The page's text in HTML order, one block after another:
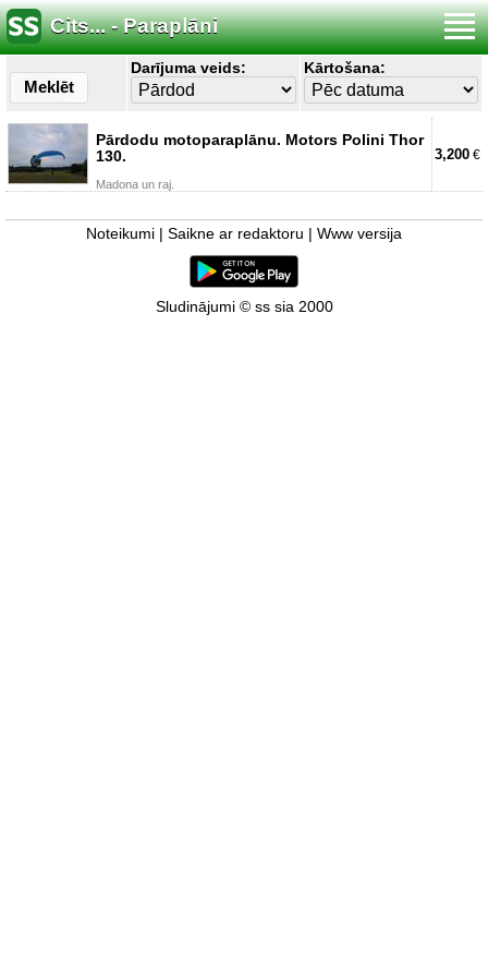
Cits... - Paraplāni
Meklēt
Darījuma veids: Kārtošana:
Pārdodu motoparaplānu. Motors Polini Thor
130.
Madona un raj.
3,200 €
Noteikumi Saikne ar redaktoru Www versija
Sludinājumi © ss sia 2000